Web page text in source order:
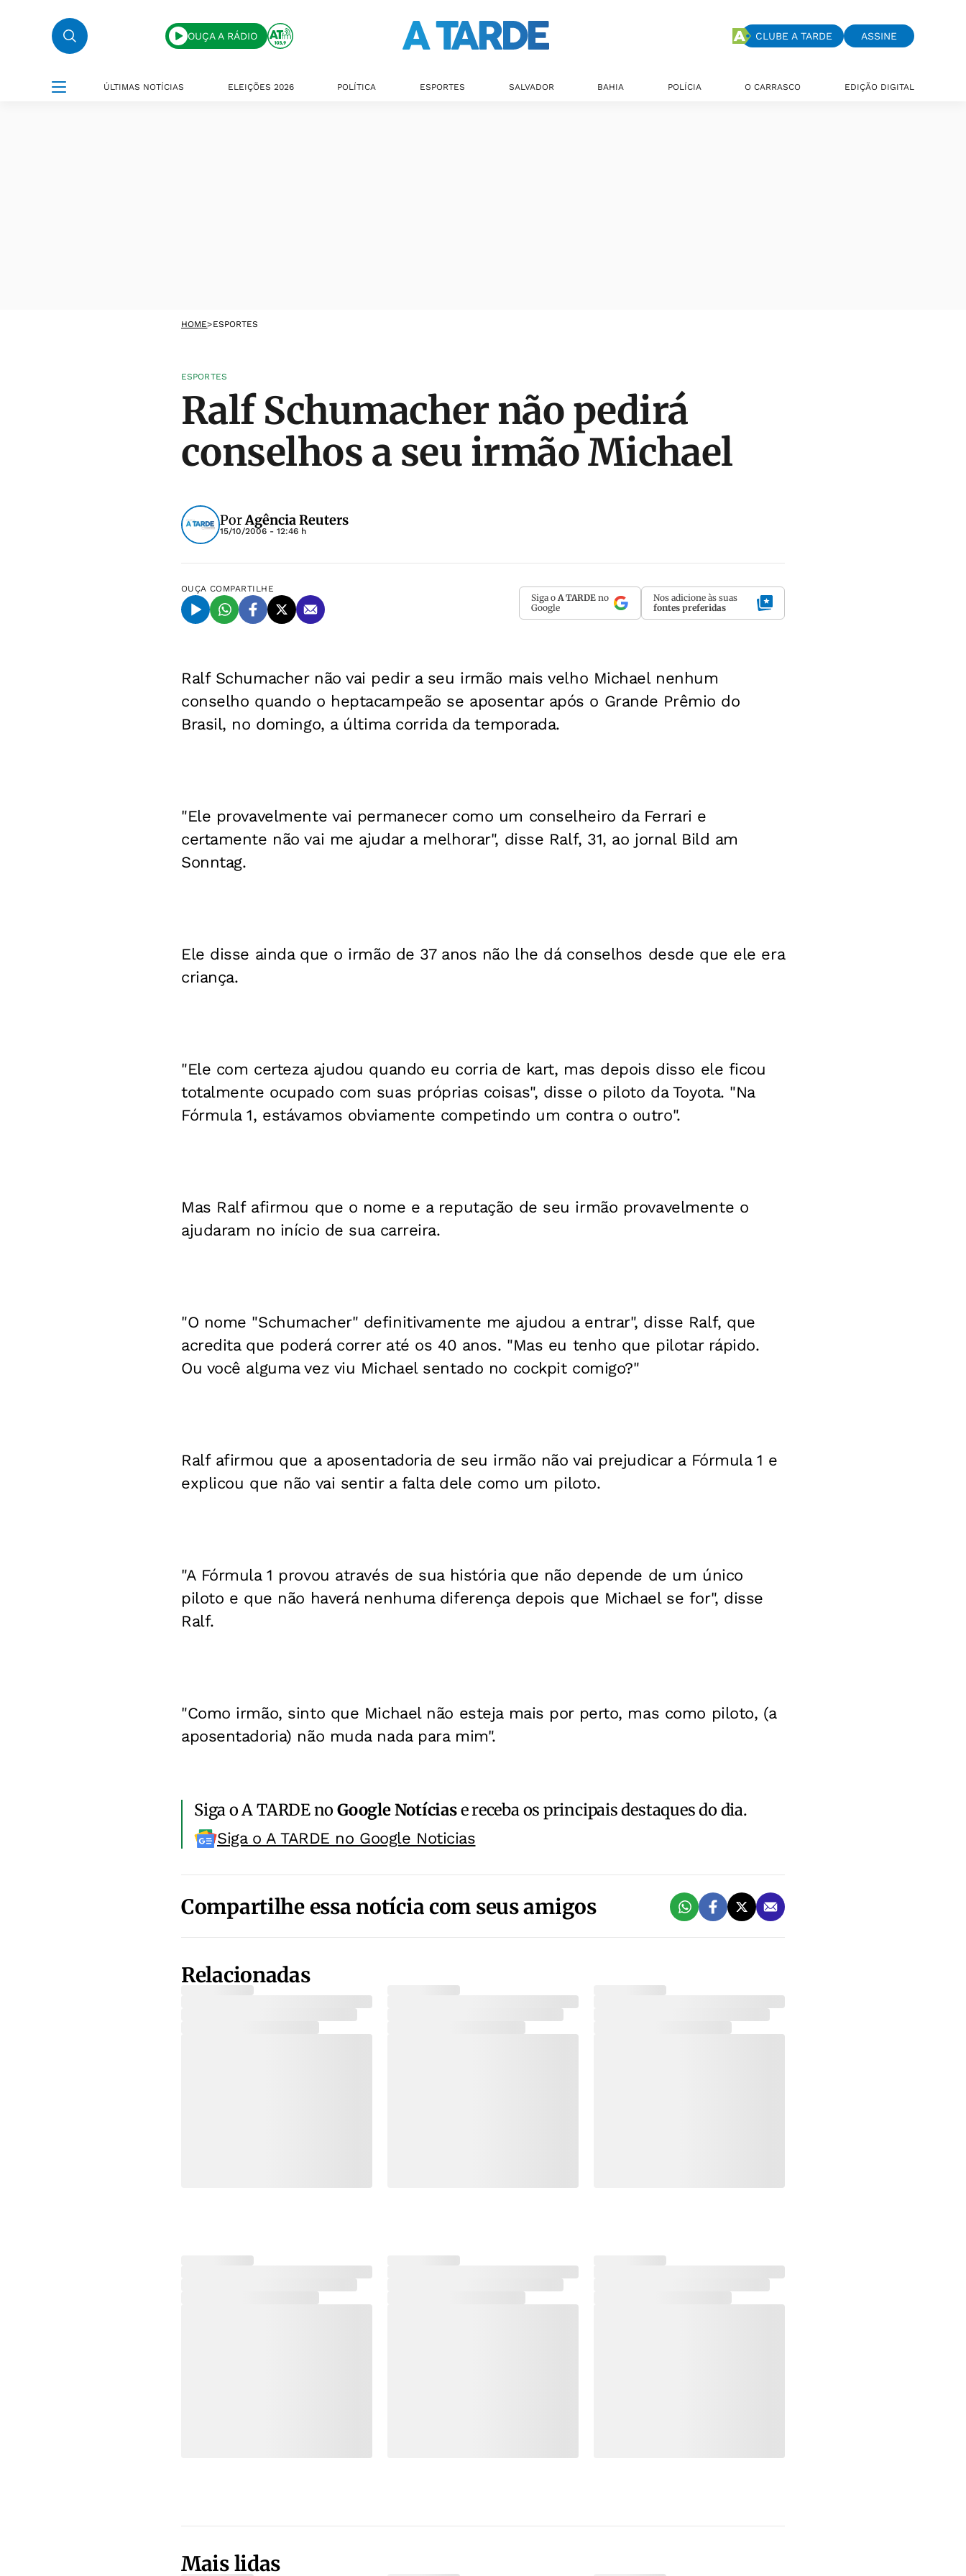
OUÇA A RÁDIO CLUBE A TARDE ASSINE
ÚLTIMAS NOTÍCIAS ELEIÇÕES 2026 POLÍTICA ESPORTES SALVADOR BAHIA POLÍCIA O CARRASCO EDIÇÃO DIGITAL
HOME>ESPORTES
ESPORTES
Ralf Schumacher não pedirá
conselhos a seu irmão Michael
PorAgência Reuters
15/10/2006 - 12:46 h
OUÇA COMPARTILHE
Siga o A TARDE no
Google
Nos adicione às suas
fontes preferidas
Ralf Schumacher não vai pedir a seu irmão mais velho Michael nenhum
conselho quando o heptacampeão se aposentar após o Grande Prêmio do
Brasil, no domingo, a última corrida da temporada.
"Ele provavelmente vai permanecer como um conselheiro da Ferrari e
certamente não vai me ajudar a melhorar", disse Ralf, 31, ao jornal Bild am
Sonntag.
Ele disse ainda que o irmão de 37 anos não lhe dá conselhos desde que ele era
criança.
"Ele com certeza ajudou quando eu corria de kart, mas depois disso ele ficou
totalmente ocupado com suas próprias coisas", disse o piloto da Toyota. "Na
Fórmula 1, estávamos obviamente competindo um contra o outro".
Mas Ralf afirmou que o nome e a reputação de seu irmão provavelmente o
ajudaram no início de sua carreira.
"O nome "Schumacher" definitivamente me ajudou a entrar", disse Ralf, que
acredita que poderá correr até os 40 anos. "Mas eu tenho que pilotar rápido.
Ou você alguma vez viu Michael sentado no cockpit comigo?"
Ralf afirmou que a aposentadoria de seu irmão não vai prejudicar a Fórmula 1 e
explicou que não vai sentir a falta dele como um piloto.
"A Fórmula 1 provou através de sua história que não depende de um único
piloto e que não haverá nenhuma diferença depois que Michael se for", disse
Ralf.
"Como irmão, sinto que Michael não esteja mais por perto, mas como piloto, (a
aposentadoria) não muda nada para mim".
Siga o A TARDE noGoogle Notíciase receba os principais destaques do dia.
Siga o A TARDE no Google Noticias
Compartilhe essa notícia com seus amigos
Relacionadas
Mais lidas